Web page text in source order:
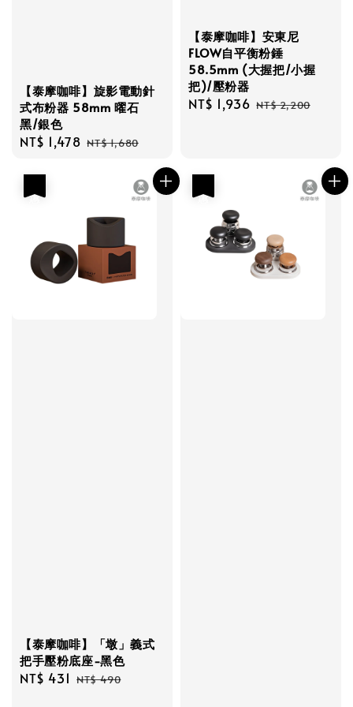
【泰摩咖啡】旋影電動針
式布粉器 58mm 曜石
黑/銀色
Sale
NT$ 1,478 Regular
NT$ 1,680
【泰摩咖啡】安東尼
FLOW自平衡粉錘
58.5mm (大握把/小握
把)/壓粉器
Sale
NT$ 1,936 Regular
NT$ 2,200
【泰摩咖啡】「墩」義式
把手壓粉底座-黑色
Sale
NT$ 431 Regular
NT$ 490